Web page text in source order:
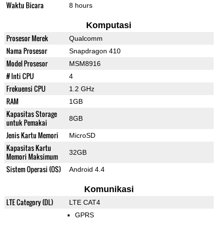
Waktu Bicara 8 hours
Komputasi
Prosesor Merek Qualcomm
Nama Prosesor Snapdragon 410
Model Prosesor MSM8916
# Inti CPU 4
Frekuensi CPU 1.2 GHz
RAM 1GB
Kapasitas Storage
untuk Pemakai
8GB
Jenis Kartu Memori MicroSD
Kapasitas Kartu
Memori Maksimum
32GB
Sistem Operasi (OS) Android 4.4
Komunikasi
LTE Category (DL) LTE CAT4
GPRS